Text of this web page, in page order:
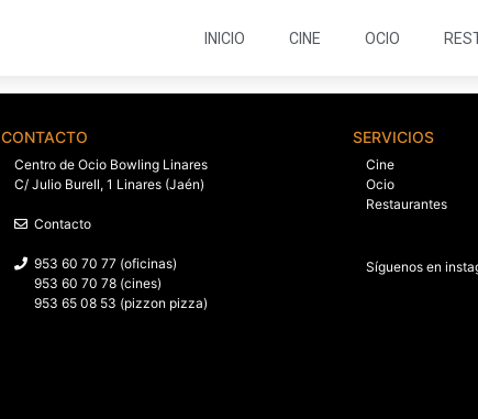
INICIO CINE OCIO
CONTACTO
Centro de Ocio Bowling Linares
C/ Julio Burell, 1 Linares (Jaén)
Contacto
953 60 70 77 (oficinas)
953 60 70 78 (cines)
953 65 08 53 (pizzon pizza)
SERVICIOS
Cine
Ocio
Restaurantes
Síguenos en